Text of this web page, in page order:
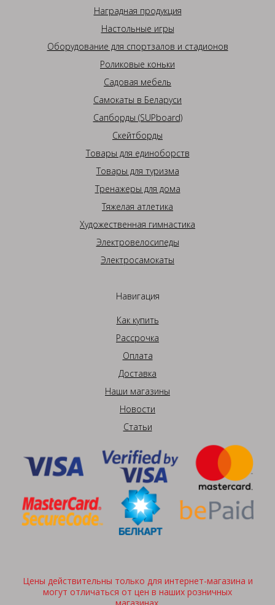
Наградная продукция
Настольные игры
Оборудование для спортзалов и стадионов
Роликовые коньки
Садовая мебель
Самокаты в Беларуси
Сапборды (SUPboard)
Скейтборды
Товары для единоборств
Товары для туризма
Тренажеры для дома
Тяжелая атлетика
Художественная гимнастика
Электровелосипеды
Электросамокаты
Навигация
Как купить
Рассрочка
Оплата
Доставка
Наши магазины
Новости
Статьи
Цены действительны только для интернет-магазина и
могут отличаться от цен в наших розничных